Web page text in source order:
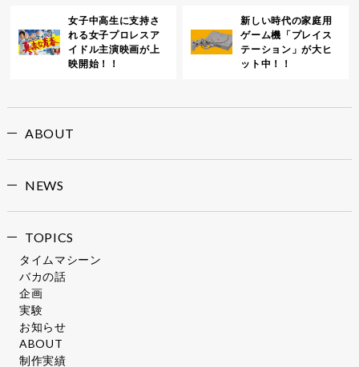
女子中高生に支持さ
れる女子プロレスア
イドル主演映画が上
映開始！！
新しい時代の家庭用
ゲーム機「プレイス
テーション」が大ヒ
ット中！！
ABOUT
NEWS
TOPICS
タイムマシーン
バカの話
企画
実験
お知らせ
ABOUT
制作実績